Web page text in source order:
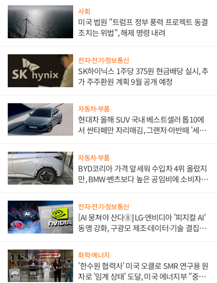
사회
미국 법원 "트럼프 정부 풍력 프로젝트 동결
조치는 위법", 해제 명령 내려
전자·전기·정보통신
SK하이닉스 1주당 375원 현금배당 실시, 추
가 주주환원 계획 9월 공개 예정
자동차·부품
현대차 올해 SUV 국내 베스트셀러 톱10에
서 싼타페만 자리매김, 그랜저·아반떼 '세단
자동차·부품
BYD코리아 가격 앞세워 수입차 4위 올랐지
만, BMW·벤츠보다 높은 공임비에 소비자
전자·전기·정보통신
[AI 뭉쳐야 산다⑧] LG·엔비디아 '피지컬 AI'
동맹 강화, 구광모 제조·데이터·기술 결집
화학·에너지
'한수원 협력사' 미국 오클로 SMR 연구용 원
자로 '임계 상태' 도달, 미국 에너지부 "중요